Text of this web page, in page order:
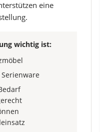
eine
wichtig ist: